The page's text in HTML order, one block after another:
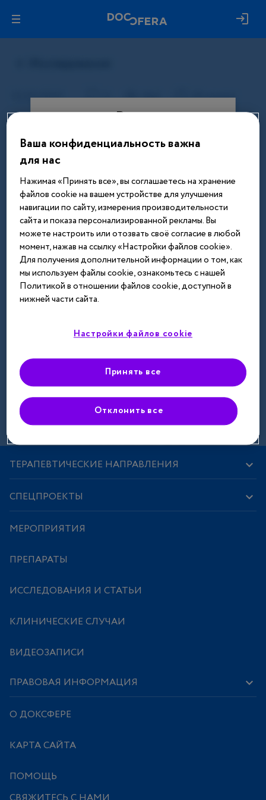
Вход
Этот материал доступен только
после авторизации. Войдите или
зарегистрируйтесь, чтобы получить
доступ ко всем материалам сайта
Введите телефон или email
Далее
Зарегистрироваться
ТЕРАПЕВТИЧЕСКИЕ НАПРАВЛЕНИЯ
СПЕЦПРОЕКТЫ
МЕРОПРИЯТИЯ
ПРЕПАРАТЫ
ИССЛЕДОВАНИЯ И СТАТЬИ
КЛИНИЧЕСКИЕ СЛУЧАИ
ВИДЕОЗАПИСИ
ПРАВОВАЯ ИНФОРМАЦИЯ
О ДОКСФЕРЕ
КАРТА САЙТА
ПОМОЩЬ
Ваша конфиденциальность важна
для нас
Нажимая «Принять все», вы соглашаетесь на хранение
файлов cookie на вашем устройстве для улучшения
навигации по сайту, измерения производительности
сайта и показа персонализированной рекламы. Вы
можете настроить или отозвать своё согласие в любой
момент, нажав на ссылку «Настройки файлов cookie».
Для получения дополнительной информации о том, как
мы используем файлы cookie, ознакомьтесь с нашей
Политикой в отношении файлов cookie, доступной в
нижней части сайта.
Настройки файлов cookie
Отклонить все
Принять все